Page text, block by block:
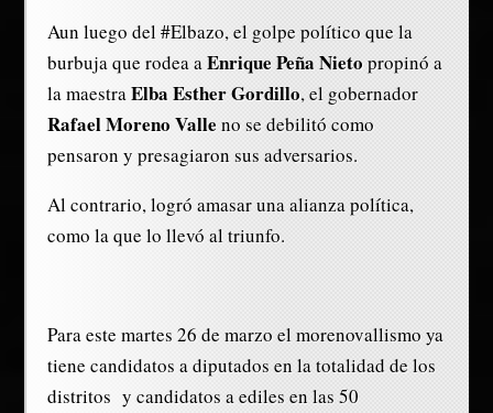
Aun luego del #Elbazo, el golpe político que la
burbuja que rodea aEnrique Peña Nietopropinó a
la maestraElba Esther Gordillo, el gobernador
Rafael Moreno Valle no se debilitó como
pensaron y presagiaron sus adversarios.
Al contrario, logró amasar una alianza política,
como la que lo llevó al triunfo.
Para este martes 26 de marzo el morenovallismo ya
tiene candidatos a diputados en la totalidad de los
distritos y candidatos a ediles en las 50